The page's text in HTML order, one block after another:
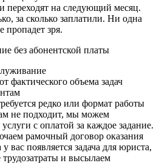
переходят на следующий месяц.
за сколько заплатили. Ни одна
пропадет зря.
без абонентской платы
фактического объема задач
редко или формат работы
не подходит, мы можем
с оплатой за каждое задание.
рамочный договор оказания
вас появляется задача для юриста,
и высылаем